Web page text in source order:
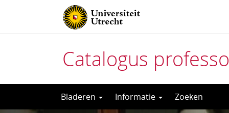
Catalogus
naar
Bladeren Informatie Zoeken